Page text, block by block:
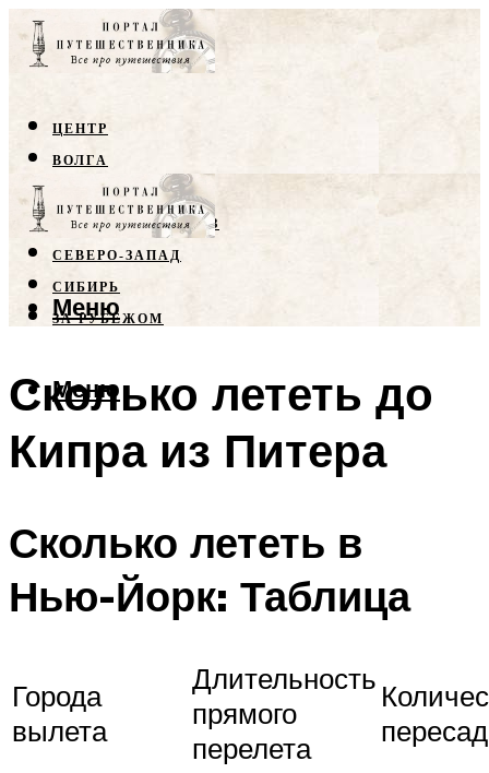
ЦЕНТР
ВОЛГА
КРЫМ
СЕВЕРНЫЙ КАВКАЗ
СЕВЕРО-ЗАПАД
СИБИРЬ
ЗА РУБЕЖОМ
Меню
Меню
Сколько лететь до
Кипра из Питера
Сколько лететь в
Нью-Йорк: Таблица
Города
вылета
Длительность
прямого
перелета